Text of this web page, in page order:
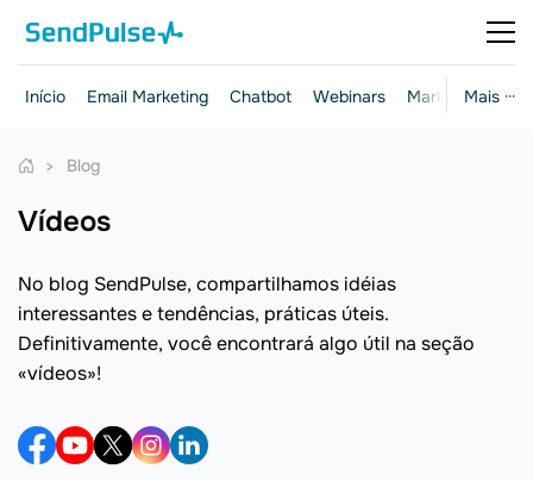
Mais ···
Início Email Marketing Chatbot Webinars Marketing e
Blog
vídeos
No blog SendPulse, compartilhamos idéias
interessantes e tendências, práticas úteis.
Definitivamente, você encontrará algo útil na seção
«vídeos»!